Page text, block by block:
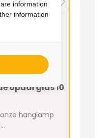
opaal glas 10
hanglamp
information
information